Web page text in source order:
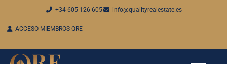
+34 605 126 605 info@qualityrealestate.es
ACCESO MIEMBROS QRE